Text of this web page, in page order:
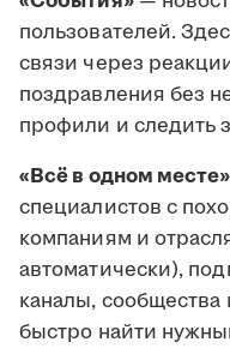
пользователей.
связи через
поздравления без
профили и следить
«Всё в одном месте»
специалистов с
компаниям и
автоматически),
каналы,
быстро найти